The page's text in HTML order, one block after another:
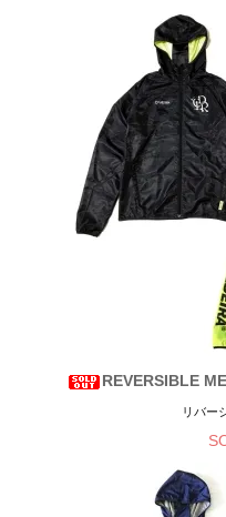
REVERSIBLE
リバー